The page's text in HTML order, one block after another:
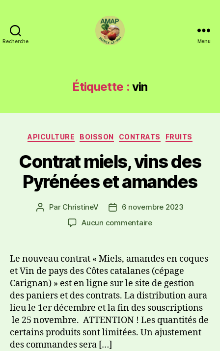
Recherche Menu
Étiquette : vin
APICULTURE BOISSON CONTRATS FRUITS
Contrat miels, vins des
Pyrénées et amandes
Par ChristineV
6 novembre 2023
Aucun commentaire
Le nouveau contrat « Miels, amandes en coques
et Vin de pays des Côtes catalanes (cépage
Carignan) » est en ligne sur le site de gestion
des paniers et des contrats. La distribution aura
lieu le 1er décembre et la fin des souscriptions
le 25 novembre. ATTENTION ! Les quantités de
certains produits sont limitées. Un ajustement
des commandes sera […]